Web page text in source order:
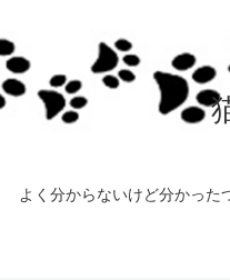
よく分からないけど分かっ